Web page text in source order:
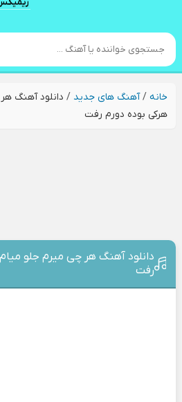
خانه/آهنگ های جدید / دانلود آهنگ
هرکی بوده دورم رفت
دانلود آهنگ هر چی میرم جلو
رفت